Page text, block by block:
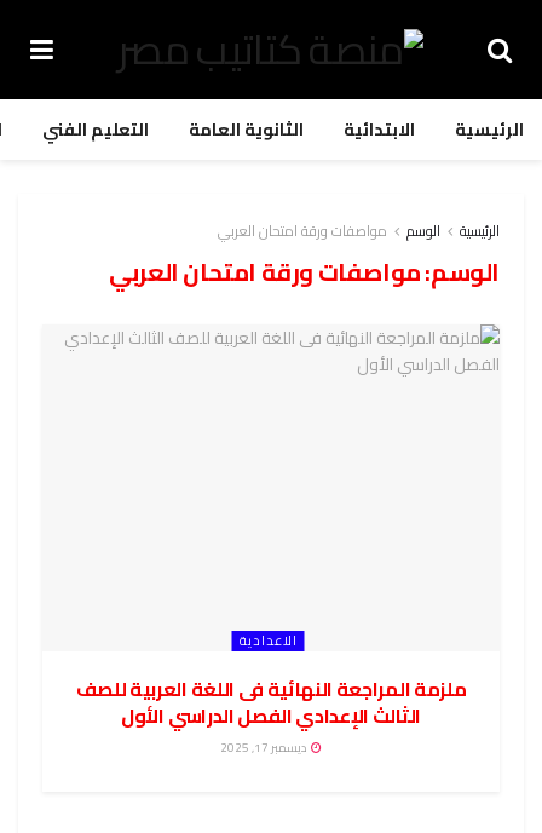
الرئيسية الابتدائية الثانوية العامة التعليم الفني
الرئيسية الوسم مواصفات ورقة امتحان العربي
الوسم:مواصفات ورقة امتحان العربي
الاعدادية
ملزمة المراجعة النهائية فى اللغة العربية للصف
الثالث الإعدادي الفصل الدراسي الأول
ديسمبر 17, 2025